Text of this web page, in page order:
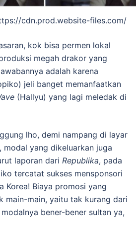
cdn.prod.website-files.com/
kok bisa permen lokal
megah drakor yang
adalah karena
jeli banget memanfaatkan
(Hallyu) yang lagi meledak di
lho, demi nampang di layar
modal yang dikeluarkan juga
laporan dari Republika, pada
tercatat sukses mensponsori
Korea! Biaya promosi yang
main-main, yaitu tak kurang dari
modalnya bener-bener sultan ya,